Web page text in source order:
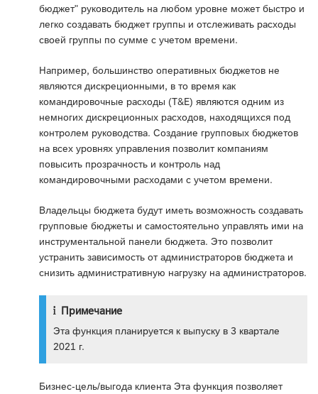
бюджет" руководитель на любом уровне может быстро и
легко создавать бюджет группы и отслеживать расходы
своей группы по сумме с учетом времени.
Например, большинство оперативных бюджетов не
являются дискреционными, в то время как
командировочные расходы (T&E) являются одним из
немногих дискреционных расходов, находящихся под
контролем руководства. Создание групповых бюджетов
на всех уровнях управления позволит компаниям
повысить прозрачность и контроль над
командировочными расходами с учетом времени.
Владельцы бюджета будут иметь возможность создавать
групповые бюджеты и самостоятельно управлять ими на
инструментальной панели бюджета. Это позволит
устранить зависимость от администраторов бюджета и
снизить административную нагрузку на администраторов.
Примечание
Эта функция планируется к выпуску в 3 квартале
2021 г.
Бизнес-цель/выгода клиента Эта функция позволяет